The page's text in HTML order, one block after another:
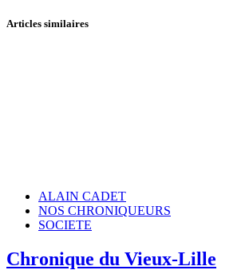
Articles similaires
ALAIN CADET
NOS CHRONIQUEURS
SOCIETE
Chronique du Vieux-Lille